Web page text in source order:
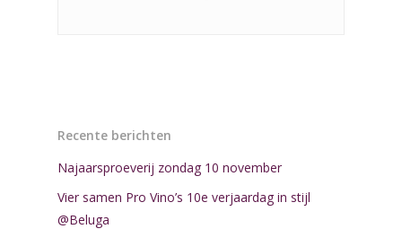
Recente berichten
Najaarsproeverij zondag 10 november
Vier samen Pro Vino’s 10e verjaardag in stijl
@Beluga